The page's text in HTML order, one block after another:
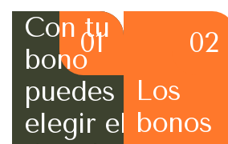
01
Con tu
bono
puedes
elegir el
02
Los
bonos